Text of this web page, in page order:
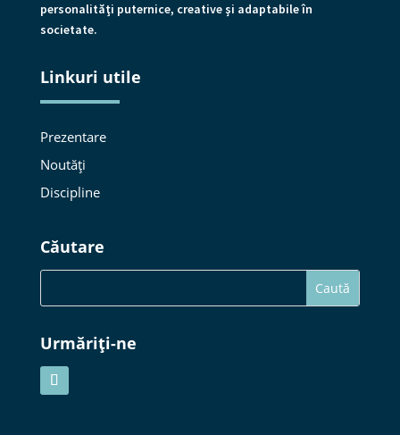
personalităţi puternice, creative şi adaptabile în
societate.
Linkuri utile
Prezentare
Noutăți
Discipline
Căutare
Urmăriți-ne